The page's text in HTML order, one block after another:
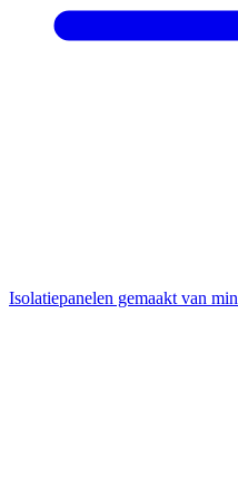
Isolatiepanelen gemaakt van